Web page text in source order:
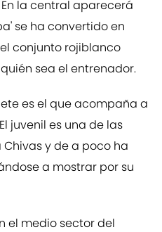
En la central aparecerá
se ha convertido en
conjunto rojiblanco
sea el entrenador.
es el que acompaña a
juvenil es una de las
y de a poco ha
a mostrar por su
el medio sector del